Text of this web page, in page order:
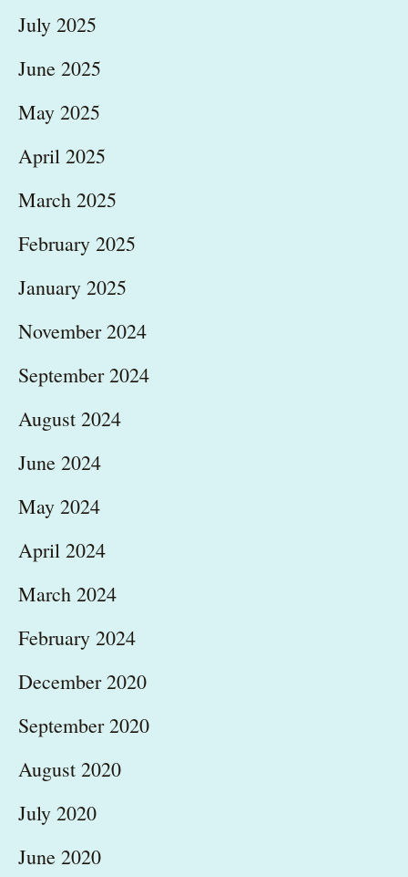
July 2025
June 2025
May 2025
April 2025
March 2025
February 2025
January 2025
November 2024
September 2024
August 2024
June 2024
May 2024
April 2024
March 2024
February 2024
December 2020
September 2020
August 2020
July 2020
June 2020